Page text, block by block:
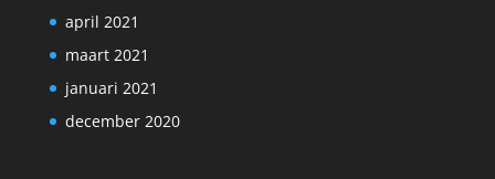
april 2021
maart 2021
januari 2021
december 2020